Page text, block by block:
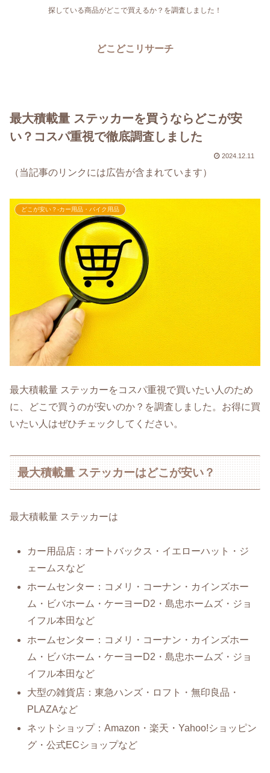
探している商品がどこで買えるか？を調査しました！
どこどこリサーチ
最大積載量 ステッカーを買うならどこが安
い？コスパ重視で徹底調査しました
2024.12.11
（当記事のリンクには広告が含まれています）
どこが安い？-カー用品・バイク用品
最大積載量 ステッカーをコスパ重視で買いたい人のため
に、どこで買うのが安いのか？を調査しました。お得に買
いたい人はぜひチェックしてください。
最大積載量 ステッカーはどこが安い？
最大積載量 ステッカーは
カー用品店：オートバックス・イエローハット・ジ
ェームスなど
ホームセンター：コメリ・コーナン・カインズホー
ム・ビバホーム・ケーヨーD2・島忠ホームズ・ジョ
イフル本田など
ホームセンター：コメリ・コーナン・カインズホー
ム・ビバホーム・ケーヨーD2・島忠ホームズ・ジョ
イフル本田など
大型の雑貨店：東急ハンズ・ロフト・無印良品・
PLAZAなど
ネットショップ：Amazon・楽天・Yahoo!ショッピン
グ・公式ECショップなど